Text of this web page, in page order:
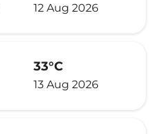
12 Aug 2026
33°C
13 Aug 2026